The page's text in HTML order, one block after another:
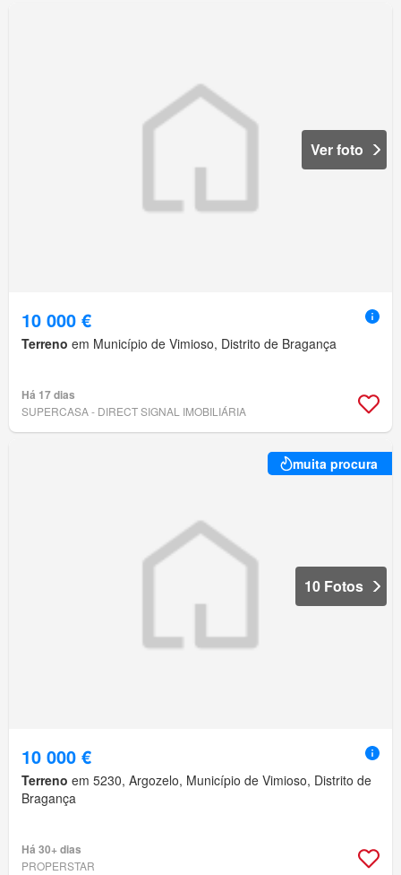
Ver foto
10 000 €
Terreno em Município de Vimioso, Distrito de Bragança
Há 17 dias
SUPERCASA - DIRECT SIGNAL IMOBILIÁRIA
muita procura
10 Fotos
10 000 €
Terreno em 5230, Argozelo, Município de Vimioso, Distrito de
Bragança
Há 30+ dias
PROPERSTAR